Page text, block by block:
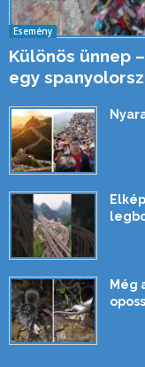
Esemény
Különös ünnep
egy
Még